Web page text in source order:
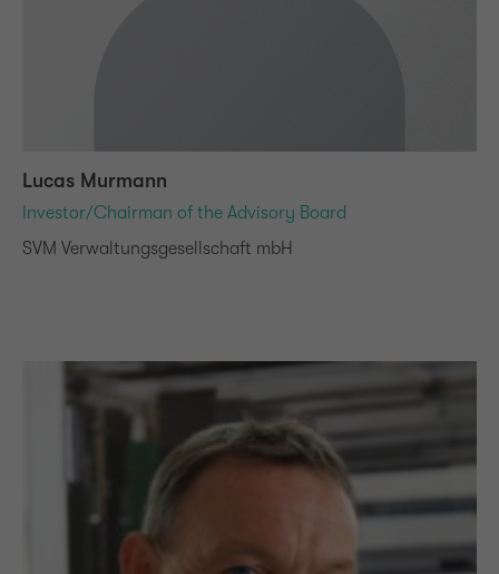
Lucas Murmann
Investor/Chairman of the Advisory Board
SVM Verwaltungsgesellschaft mbH